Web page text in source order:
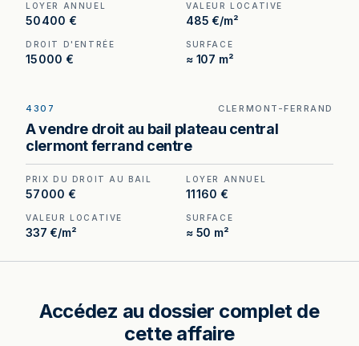
LOYER ANNUEL
50 400 €
VALEUR LOCATIVE
485 €/m²
DROIT D'ENTRÉE
15 000 €
SURFACE
≈ 107 m²
Droit au bail à céder sur le Plateau Central de
Clermont-Ferrand — emplacement piéton rare,
local de 50 m² entièrement refait.
4307 CLERMONT-FERRAND
A vendre droit au bail plateau central
clermont ferrand centre
PRIX DU DROIT AU BAIL
57 000 €
LOYER ANNUEL
11 160 €
VALEUR LOCATIVE
337 €/m²
SURFACE
≈ 50 m²
Accédez au dossier complet de
cette affaire